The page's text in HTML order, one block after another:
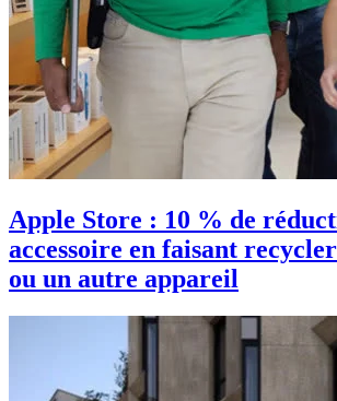
Apple Store : 10 % de
accessoire en faisant
ou un autre appareil